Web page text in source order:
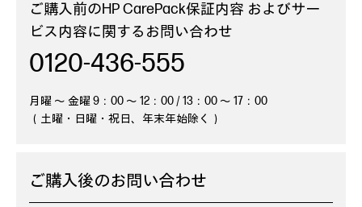
ご購入前のHP CarePack保証内容 およびサー
ビス内容に関するお問い合わせ
0120-436-555
月曜 ～ 金曜 9：00 ～ 12：00 / 13：00 ～ 17：00
（土曜・日曜・祝日、年末年始除く）
ご購入後のお問い合わせ